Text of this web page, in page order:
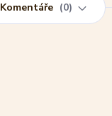
Komentáře 0